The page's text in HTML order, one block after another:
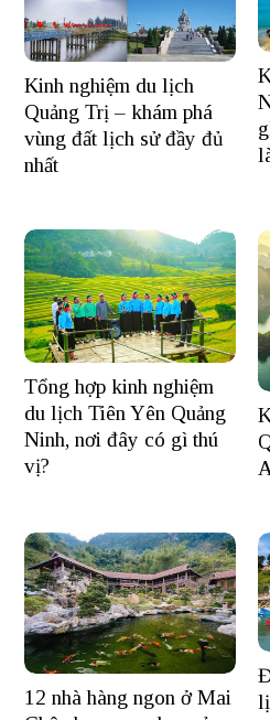
Kinh nghiệm du lịch
Quảng Trị – khám phá
vùng đất lịch sử đầy đủ
nhất
Tổng hợp kinh nghiệm
du lịch Tiên Yên Quảng
Ninh, nơi đây có gì thú
vị?
12 nhà hàng ngon ở Mai